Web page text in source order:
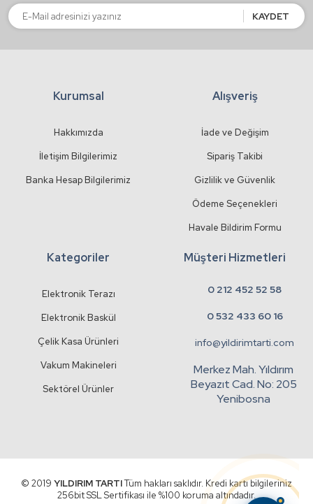
Bu ürüne benzer farklı alternatifler olmalı. KAYDET
Kurumsal
Hakkımızda
İletişim Bilgilerimiz
Banka Hesap Bilgilerimiz
Alışveriş
İade ve Değişim
Sipariş Takibi
Gizlilik ve Güvenlik
Ödeme Seçenekleri
Havale Bildirim Formu
Kategoriler
Elektronik Terazı
Elektronik Baskül
Çelik Kasa Ürünleri
Vakum Makineleri
Sektörel Ürünler
Müşteri Hizmetleri
0 212 452 52 58
0 532 433 60 16
info@yildirimtarti.com
Merkez Mah. Yıldırım
Beyazıt Cad. No: 205
Yenibosna
© 2019 YILDIRIM TARTITüm hakları saklıdır. Kredi kartı bilgileriniz
256bit SSL Sertifikası ile %100 koruma altındadır.